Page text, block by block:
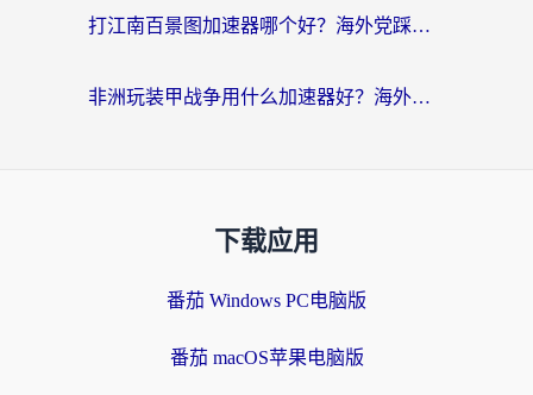
打江南百景图加速器哪个好？海外党踩坑N次后，终于找到不卡的秘诀
非洲玩装甲战争用什么加速器好？海外党亲测有效的国服游戏加速方案
下载应用
番茄 Windows PC电脑版
番茄 macOS苹果电脑版